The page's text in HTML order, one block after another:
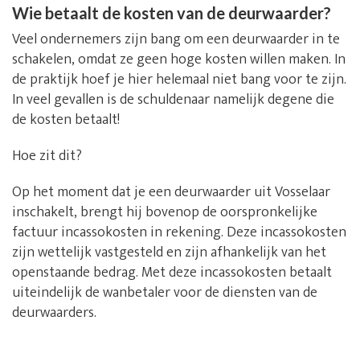
Wie betaalt de kosten van de deurwaarder?
Veel ondernemers zijn bang om een deurwaarder in te
schakelen, omdat ze geen hoge kosten willen maken. In
de praktijk hoef je hier helemaal niet bang voor te zijn.
In veel gevallen is de schuldenaar namelijk degene die
de kosten betaalt!
Hoe zit dit?
Op het moment dat je een deurwaarder uit Vosselaar
inschakelt, brengt hij bovenop de oorspronkelijke
factuur incassokosten in rekening. Deze incassokosten
zijn wettelijk vastgesteld en zijn afhankelijk van het
openstaande bedrag. Met deze incassokosten betaalt
uiteindelijk de wanbetaler voor de diensten van de
deurwaarders.